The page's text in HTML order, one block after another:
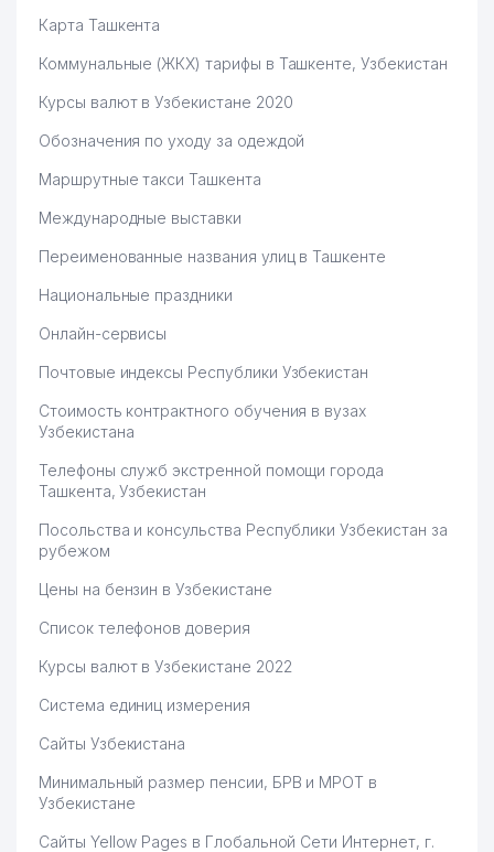
Карта Ташкента
Коммунальные (ЖКХ) тарифы в Ташкенте, Узбекистан
Курсы валют в Узбекистане 2020
Обозначения по уходу за одеждой
Маршрутные такси Ташкента
Международные выставки
Переименованные названия улиц в Ташкенте
Национальные праздники
Онлайн-сервисы
Почтовые индексы Республики Узбекистан
Стоимость контрактного обучения в вузах
Узбекистана
Телефоны служб экстренной помощи города
Ташкента, Узбекистан
Посольства и консульства Республики Узбекистан за
рубежом
Цены на бензин в Узбекистане
Список телефонов доверия
Курсы валют в Узбекистане 2022
Система единиц измерения
Сайты Узбекистана
Минимальный размер пенсии, БРВ и МРОТ в
Узбекистане
Сайты Yellow Pages в Глобальной Сети Интернет, г.